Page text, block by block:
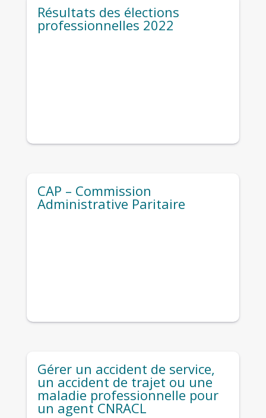
Résultats des élections
professionnelles 2022
CAP – Commission
Administrative Paritaire
Gérer un accident de service,
un accident de trajet ou une
maladie professionnelle pour
un agent CNRACL